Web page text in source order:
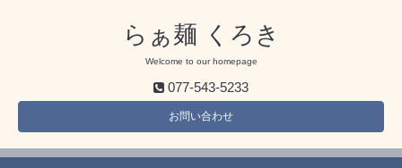
らぁ麺 くろき
Welcome to our homepage
077-543-5233
お問い合わせ